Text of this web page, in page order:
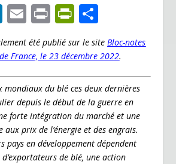
Li
n
k
e
dI
n
E
m
ai
l
Pr
in
t
Pr
in
tF
ri
e
n
dl
y
ar
ta
g
er
été publié sur le siteBloc-notes
France, le 23 décembre 2022.
mondiaux du blé ces deux dernières
depuis le début de la guerre en
forte intégration du marché et une
aux prix de l’énergie et des engrais.
pays en développement dépendent
de blé, une action